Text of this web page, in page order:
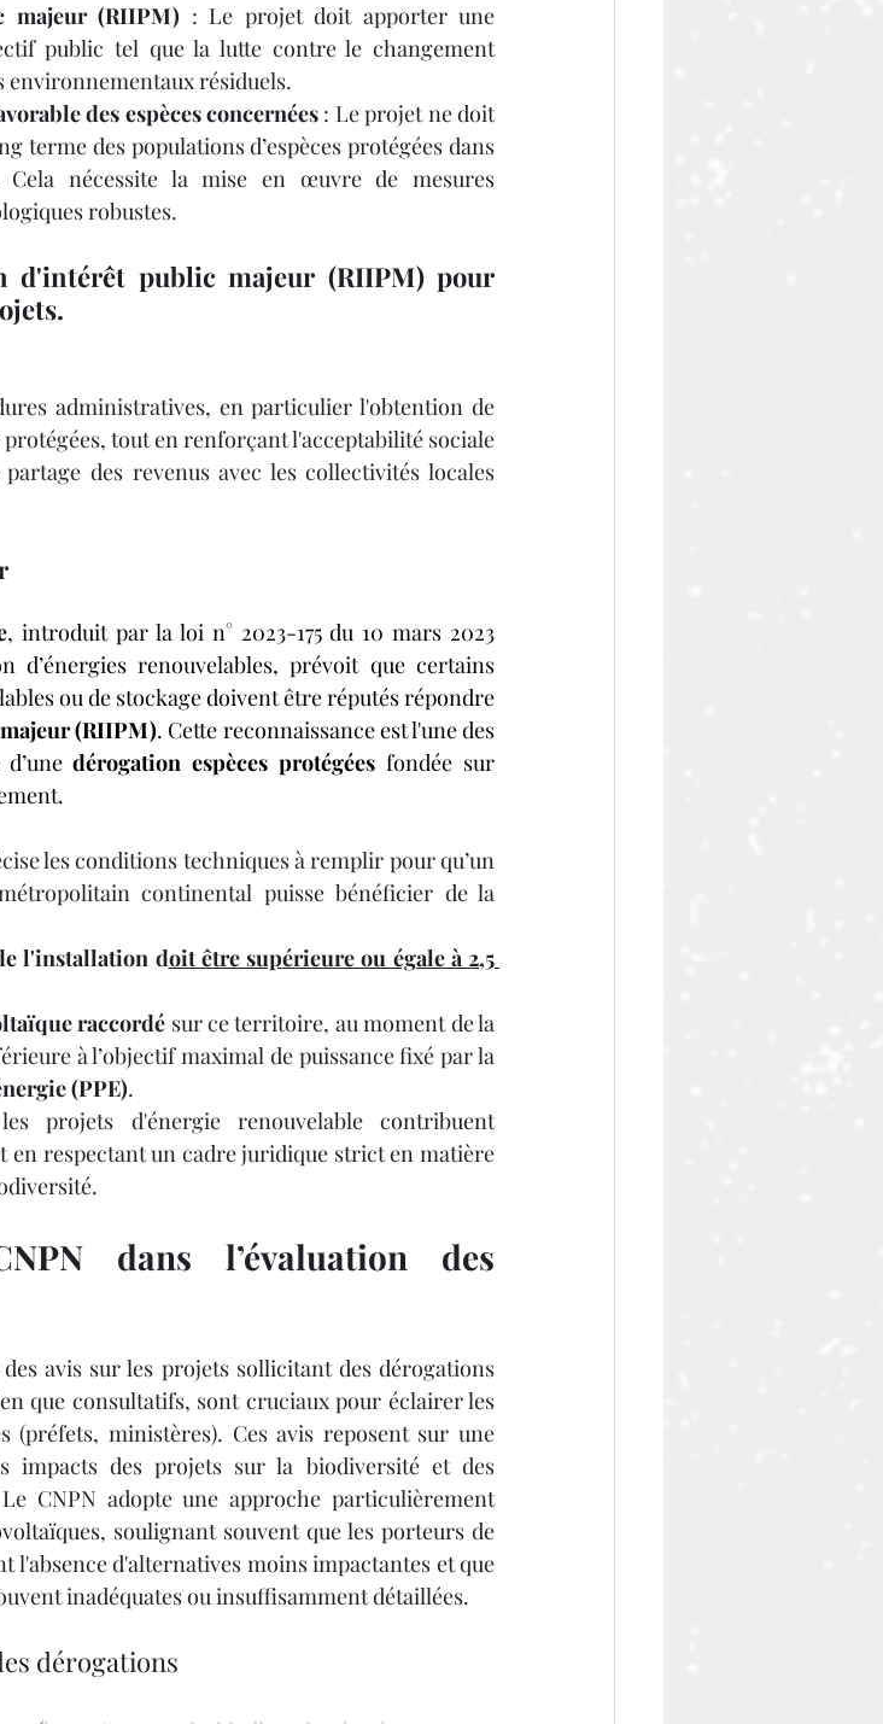
majeur (RIIPM) : Le projet doit apporter une
public tel que la lutte contre le changement
résiduels.
des espèces concernées : Le projet ne doit
terme des populations d’espèces protégées dans
nécessite la mise en œuvre de mesures
robustes.
d'intérêt public majeur (RIIPM) pour
administratives, en particulier l'obtention de
tout en renforçant l'acceptabilité sociale
des revenus avec les collectivités locales
, introduit par la loi n° 2023-175 du 10 mars 2023
d’énergies renouvelables, prévoit que certains
ou de stockage doivent être réputés répondre
(RIIPM). Cette reconnaissance est l'une des
d’une dérogation espèces protégées fondée sur
les conditions techniques à remplir pour qu’un
continental puisse bénéficier de la
l'installation doit être supérieure ou égale à 2,5
raccordé sur ce territoire, au moment de la
(PPE).
projets d'énergie renouvelable contribuent
respectant un cadre juridique strict en matière
dans l’évaluation des
avis sur les projets sollicitant des dérogations
que consultatifs, sont cruciaux pour éclairer les
(préfets, ministères). Ces avis reposent sur une
impacts des projets sur la biodiversité et des
CNPN adopte une approche particulièrement
soulignant souvent que les porteurs de
l'absence d'alternatives moins impactantes et que
inadéquates ou insuffisamment détaillées.
dérogations